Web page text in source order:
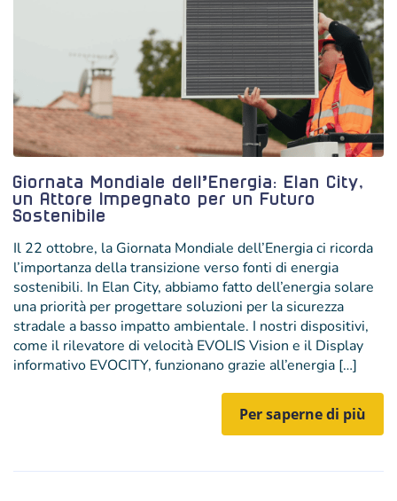
Giornata Mondiale dell’Energia: Elan City,
un Attore Impegnato per un Futuro
Sostenibile
Il 22 ottobre, la Giornata Mondiale dell’Energia ci ricorda
l’importanza della transizione verso fonti di energia
sostenibili. In Elan City, abbiamo fatto dell’energia solare
una priorità per progettare soluzioni per la sicurezza
stradale a basso impatto ambientale. I nostri dispositivi,
come il rilevatore di velocità EVOLIS Vision e il Display
informativo EVOCITY, funzionano grazie all’energia […]
Per saperne di più